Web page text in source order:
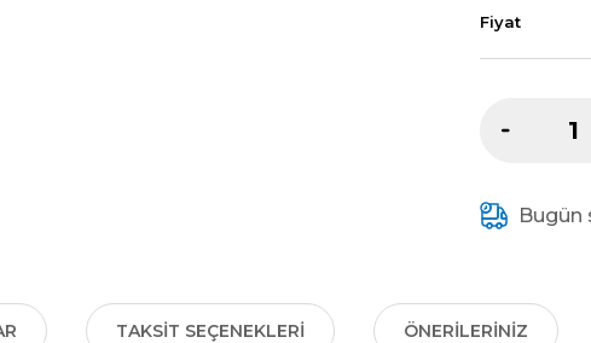
Fiyat
Bugün
TAKSIT SEÇENEKLERI ÖNERILERINIZ